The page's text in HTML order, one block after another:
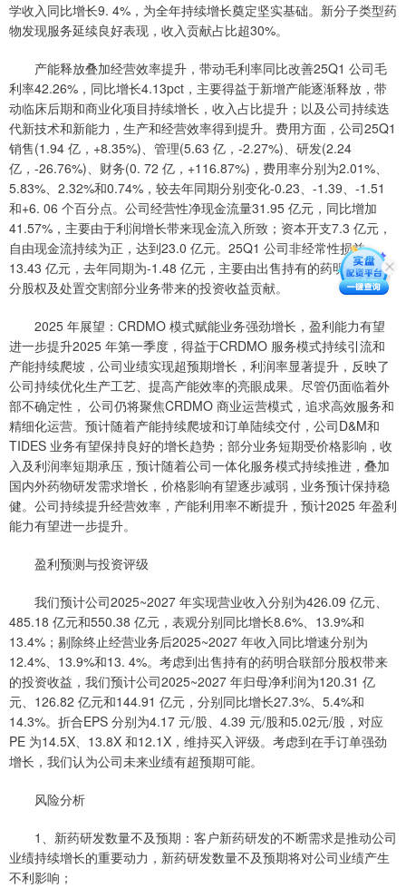
学收入同比增长9. 4%，为全年持续增长奠定坚实基础。新分子类型药
物发现服务延续良好表现，收入贡献占比超30%。
产能释放叠加经营效率提升，带动毛利率同比改善25Q1 公司毛
利率42.26%，同比增长4.13pct，主要得益于新增产能逐渐释放，带
动临床后期和商业化项目持续增长，收入占比提升；以及公司持续迭
代新技术和新能力，生产和经营效率得到提升。费用方面，公司25Q1
销售(1.94 亿，+8.35%)、管理(5.63 亿，-2.27%)、研发(2.24
亿，-26.76%)、财务(0. 72 亿，+116.87%)，费用率分别为2.01%、
5.83%、2.32%和0.74%，较去年同期分别变化-0.23、-1.39、-1.51
和+6. 06 个百分点。公司经营性净现金流量31.95 亿元，同比增加
41.57%，主要由于利润增长带来现金流入所致；资本开支7.3 亿元，
自由现金流持续为正，达到23.0 亿元。25Q1 公司非经常性损益
13.43 亿元，去年同期为-1.48 亿元，主要由出售持有的药明合联该部
分股权及处置交割部分业务带来的投资收益贡献。
2025 年展望：CRDMO 模式赋能业务强劲增长，盈利能力有望
进一步提升2025 年第一季度，得益于CRDMO 服务模式持续引流和
产能持续爬坡，公司业绩实现超预期增长，利润率显著提升，反映了
公司持续优化生产工艺、提高产能效率的亮眼成果。尽管仍面临着外
部不确定性， 公司仍将聚焦CRDMO 商业运营模式，追求高效服务和
精细化运营。预计随着产能持续爬坡和订单陆续交付，公司D&M和
TIDES 业务有望保持良好的增长趋势；部分业务短期受价格影响，收
入及利润率短期承压，预计随着公司一体化服务模式持续推进，叠加
国内外药物研发需求增长，价格影响有望逐步减弱，业务预计保持稳
健。公司持续提升经营效率，产能利用率不断提升，预计2025 年盈利
能力有望进一步提升。
盈利预测与投资评级
我们预计公司2025~2027 年实现营业收入分别为426.09 亿元、
485.18 亿元和550.38 亿元，表观分别同比增长8.6%、13.9%和
13.4%；剔除终止经营业务后2025~2027 年收入同比增速分别为
12.4%、13.9%和13. 4%。考虑到出售持有的药明合联部分股权带来
的投资收益，我们预计公司2025~2027 年归母净利润为120.31 亿
元、126.82 亿元和144.91 亿元，分别同比增长27.3%、5.4%和
14.3%。折合EPS 分别为4.17 元/股、4.39 元/股和5.02元/股，对应
PE 为14.5X、13.8X 和12.1X，维持买入评级。考虑到在手订单强劲
增长，我们认为公司未来业绩有超预期可能。
风险分析
1、新药研发数量不及预期：客户新药研发的不断需求是推动公司
业绩持续增长的重要动力，新药研发数量不及预期将对公司业绩产生
不利影响；